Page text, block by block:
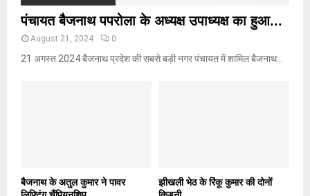
पंचायत बैजनाथ पपरोला के अध्यक्ष उपाध्यक्ष का हुआ...
August 21, 2024 0
21 अगस्त 2024 बैजनाथ प्रदेश की सबसे बड़ी नगर पंचायत में शामिल बैजनाथ...
बैजनाथ के अतुल कुमार ने पावर
झीखली भेठ के रिंकू कुमार की दोनों